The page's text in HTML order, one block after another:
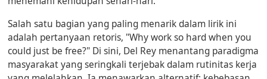
Salah satu bagian yang paling menarik dalam lirik ini
adalah pertanyaan retoris, "Why work so hard when you
could just be free?" Di sini, Del Rey menantang paradigma
masyarakat yang seringkali terjebak dalam rutinitas kerja